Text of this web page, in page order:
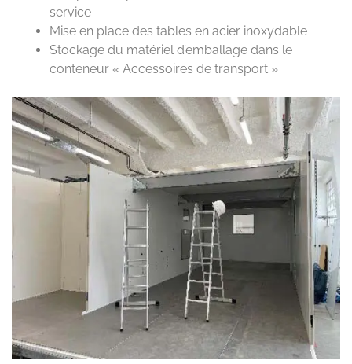
service
Mise en place des tables en acier inoxydable
Stockage du matériel d’emballage dans le
conteneur « Accessoires de transport »